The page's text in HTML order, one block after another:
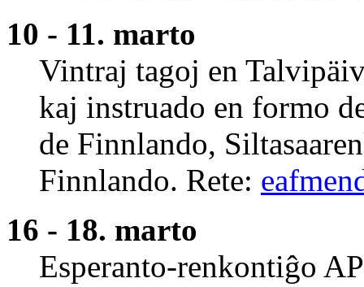
10 - 11. marto
Vintraj tagoj en
kaj instruado en formo
de Finnlando,
Finnlando. Rete:
16 - 18. marto
Esperanto-renkontiĝo